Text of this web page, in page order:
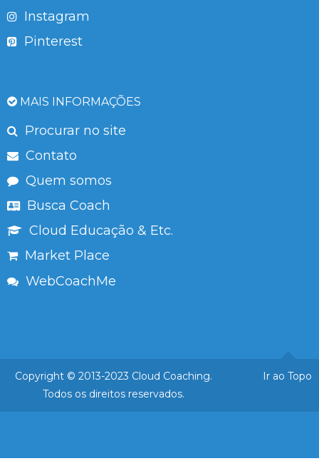
Instagram
Pinterest
MAIS INFORMAÇÕES
Procurar no site
Contato
Quem somos
Busca Coach
Cloud Educação & Etc.
Market Place
WebCoachMe
Ir ao Topo
Copyright © 2013-2023 Cloud Coaching.
Todos os direitos reservados.